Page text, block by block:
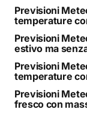
Previsioni
temperature
Previsioni
estivo ma
Previsioni
temperature
Previsioni
fresco con